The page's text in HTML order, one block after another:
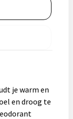
je warm en
en droog te